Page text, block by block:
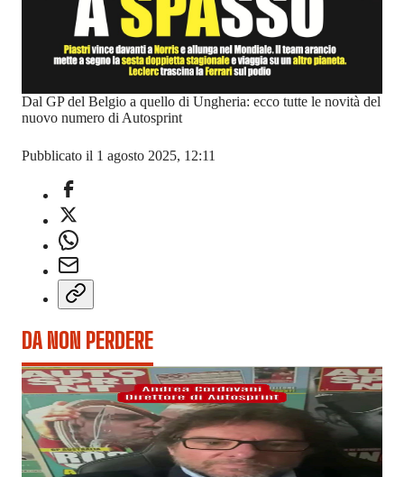
Dal GP del Belgio a quello di Ungheria: ecco tutte le novità del
nuovo numero di Autosprint
Pubblicato il 1 agosto 2025, 12:11
DA NON PERDERE